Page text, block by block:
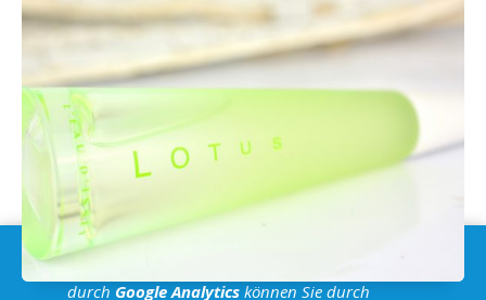
Im Sinne der
durch Google Analyticskönnen Sie durch